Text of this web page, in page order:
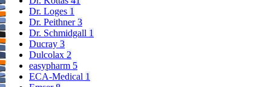
Apotheker um Rat.
Eine Anwendung bei Schwangeren und während der Stillzeit darf
nur nach ausdrücklicher Anweisung des Arztes erfolgen; eine
Überwachung der Schilddrüsenfunktion bei der Mutter
beziehungsweise dem Säugling ist angezeigt. Eine Behandlung soll
nur kurz dauern. Iod gelangt über die Plazenta (Mutterkuchen) in
den Fetus (ungeborenes Kind) und geht auch in die Muttermilch
über.
Dr. Loges 1
Dr. Peithner3
Dr. Schmidgall 1
Ducray 3
Dulcolax 2
easypharm 5
ECA-Medical 1